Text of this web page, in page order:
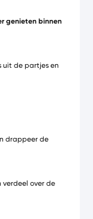
genieten binnen
uit de partjes en
drappeer de
verdeel over de